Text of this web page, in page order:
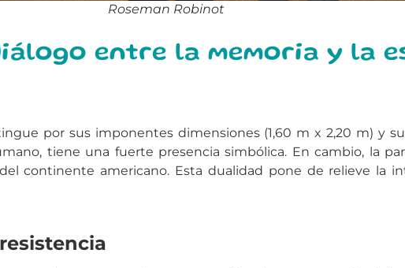
Roseman Robinot
entre la memoria y la
por sus imponentes dimensiones (1,60 m x 2,20 m) y
tiene una fuerte presencia simbólica. En cambio, la
continente americano. Esta dualidad pone de relieve la